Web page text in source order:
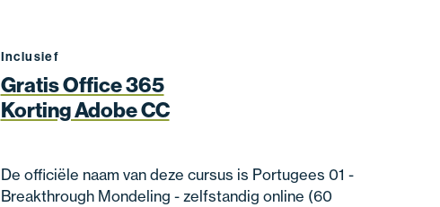
Inclusief
Gratis Office 365
Korting Adobe CC
De officiële naam van deze cursus is Portugees 01 -
Breakthrough Mondeling - zelfstandig online (60